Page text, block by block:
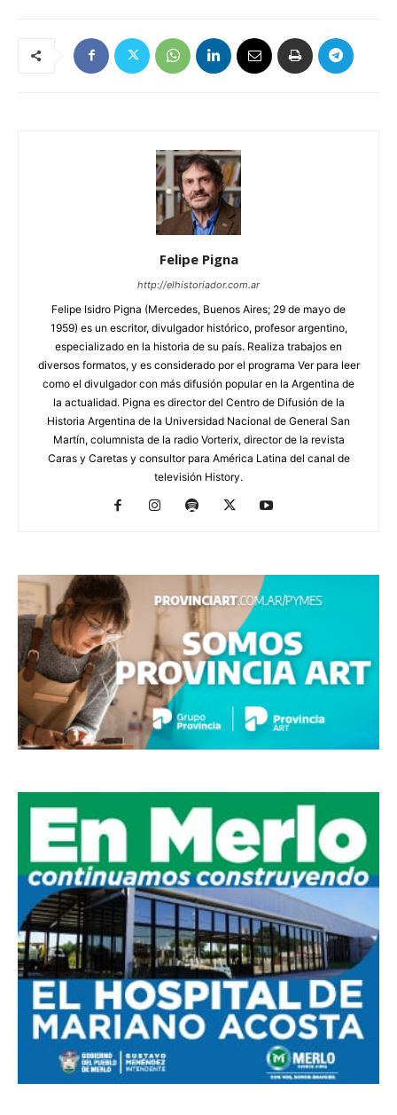
Felipe Pigna
http://elhistoriador.com.ar
Felipe Isidro Pigna (Mercedes, Buenos Aires; 29 de mayo de
1959) es un escritor, divulgador histórico, profesor argentino,
especializado en la historia de su país. Realiza trabajos en
diversos formatos, y es considerado por el programa Ver para leer
como el divulgador con más difusión popular en la Argentina de
la actualidad. Pigna es director del Centro de Difusión de la
Historia Argentina de la Universidad Nacional de General San
Martín, columnista de la radio Vorterix, director de la revista
Caras y Caretas y consultor para América Latina del canal de
televisión History.